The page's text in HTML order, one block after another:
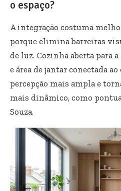
o espaço?
A integração costuma
porque elimina barreiras
de luz. Cozinha aberta para
e área de jantar conectada
percepção mais ampla e
mais dinâmico, como
Souza.